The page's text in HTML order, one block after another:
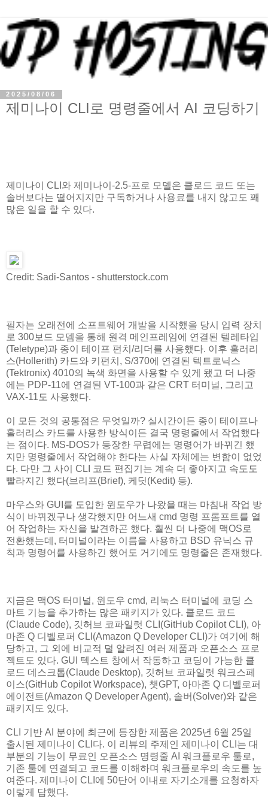
2025/08/06
제미나이 CLI로 명령줄에서 AI 코딩하기
제미나이 CLI와 제미나이-2.5-프로 모델은 클로드 코드 또는
솔버보다는 떨어지지만 구독하거나 사용료를 내지 않고도 꽤
많은 일을 할 수 있다.
Credit: Sadi-Santos - shutterstock.com
필자는 오래전에 소프트웨어 개발을 시작했을 당시 입력 장치
로 300보드 모뎀을 통해 원격 메인프레임에 연결된 텔레타입
(Teletype)과 종이 테이프 펀치/리더를 사용했다. 이후 홀러리
스(Hollerith) 카드와 키펀치, S/370에 연결된 텍트로닉스
(Tektronix) 4010의 녹색 화면을 사용할 수 있게 됐고 더 나중
에는 PDP-11에 연결된 VT-100과 같은 CRT 터미널, 그리고
VAX-11도 사용했다.
이 모든 것의 공통점은 무엇일까? 실시간이든 종이 테이프나
홀러리스 카드를 사용한 방식이든 결국 명령줄에서 작업했다
는 점이다. MS-DOS가 등장한 무렵에는 명령어가 바뀌긴 했
지만 명령줄에서 작업해야 한다는 사실 자체에는 변함이 없었
다. 다만 그 사이 CLI 코드 편집기는 계속 더 좋아지고 속도도
빨라지긴 했다(브리프(Brief), 케딧(Kedit) 등).
마우스와 GUI를 도입한 윈도우가 나왔을 때는 마침내 작업 방
식이 바뀌겠구나 생각했지만 어느새 cmd 명령 프롬프트를 열
어 작업하는 자신을 발견하곤 했다. 훨씬 더 나중에 맥OS로
전환했는데, 터미널이라는 이름을 사용하고 BSD 유닉스 규
칙과 명령어를 사용하긴 했어도 거기에도 명령줄은 존재했다.
지금은 맥OS 터미널, 윈도우 cmd, 리눅스 터미널에 코딩 스
마트 기능을 추가하는 많은 패키지가 있다. 클로드 코드
(Claude Code), 깃허브 코파일럿 CLI(GitHub Copilot CLI), 아
마존 Q 디벨로퍼 CLI(Amazon Q Developer CLI)가 여기에 해
당하고, 그 외에 비교적 덜 알려진 여러 제품과 오픈소스 프로
젝트도 있다. GUI 텍스트 창에서 작동하고 코딩이 가능한 클
로드 데스크톱(Claude Desktop), 깃허브 코파일럿 워크스페
이스(GitHub Copilot Workspace), 챗GPT, 아마존 Q 디벨로퍼
에이전트(Amazon Q Developer Agent), 솔버(Solver)와 같은
패키지도 있다.
CLI 기반 AI 분야에 최근에 등장한 제품은 2025년 6월 25일
출시된 제미나이 CLI다. 이 리뷰의 주제인 제미나이 CLI는 대
부분의 기능이 무료인 오픈소스 명령줄 AI 워크플로우 툴로,
기존 툴에 연결되고 코드를 이해하며 워크플로우의 속도를 높
여준다. 제미나이 CLI에 50단어 이내로 자기소개를 요청하자
이렇게 답했다.